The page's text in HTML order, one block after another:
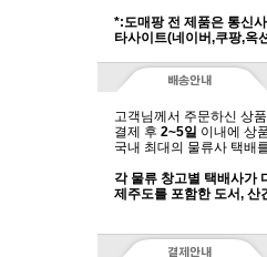
*:도매팡 전 제품은 통신
타사이트(네이버,쿠팡,옥
고객님께서 주문하신 상
결제 후 2~5일 이내에 상
국내 최대의 물류사 택배
각 물류 창고별 택배사가
제주도를 포함한 도서, 산